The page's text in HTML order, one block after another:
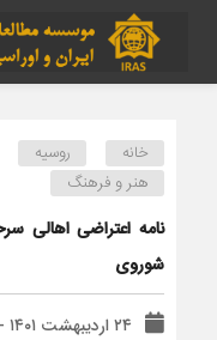
خانه روسیه
هنر و فرهنگ
نامه اعتراضی اهالی
شوروی
۲۴ اردیبهشت ۱۴۰۱ - ۱۱:۳۱